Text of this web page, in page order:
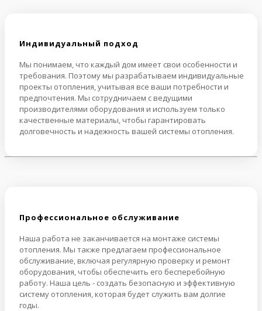
Индивидуальный подход
Мы понимаем, что каждый дом имеет свои особенности и
требования. Поэтому мы разрабатываем индивидуальные
проекты отопления, учитывая все ваши потребности и
предпочтения. Мы сотрудничаем с ведущими
производителями оборудования и используем только
качественные материалы, чтобы гарантировать
долговечность и надежность вашей системы отопления.
Профессиональное обслуживание
Наша работа не заканчивается на монтаже системы
отопления. Мы также предлагаем профессиональное
обслуживание, включая регулярную проверку и ремонт
оборудования, чтобы обеспечить его бесперебойную
работу. Наша цель - создать безопасную и эффективную
систему отопления, которая будет служить вам долгие
годы.